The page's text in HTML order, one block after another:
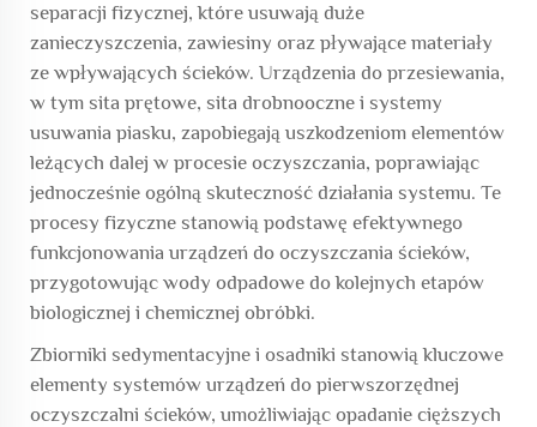
separacji fizycznej, które usuwają duże
zanieczyszczenia, zawiesiny oraz pływające materiały
ze wpływających ścieków. Urządzenia do przesiewania,
w tym sita prętowe, sita drobnooczne i systemy
usuwania piasku, zapobiegają uszkodzeniom elementów
leżących dalej w procesie oczyszczania, poprawiając
jednocześnie ogólną skuteczność działania systemu. Te
procesy fizyczne stanowią podstawę efektywnego
funkcjonowania urządzeń do oczyszczania ścieków,
przygotowując wody odpadowe do kolejnych etapów
biologicznej i chemicznej obróbki.
Zbiorniki sedymentacyjne i osadniki stanowią kluczowe
elementy systemów urządzeń do pierwszorzędnej
oczyszczalni ścieków, umożliwiając opadanie cięższych